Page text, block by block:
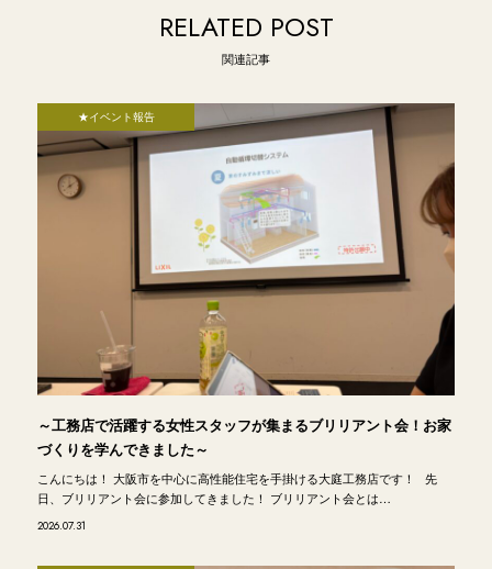
RELATED POST
関連記事
★イベント報告
～工務店で活躍する女性スタッフが集まるブリリアント会！お家
づくりを学んできました～
こんにちは！ 大阪市を中心に高性能住宅を手掛ける大庭工務店です！ 先
日、ブリリアント会に参加してきました！ ブリリアント会とは…
2026.07.31